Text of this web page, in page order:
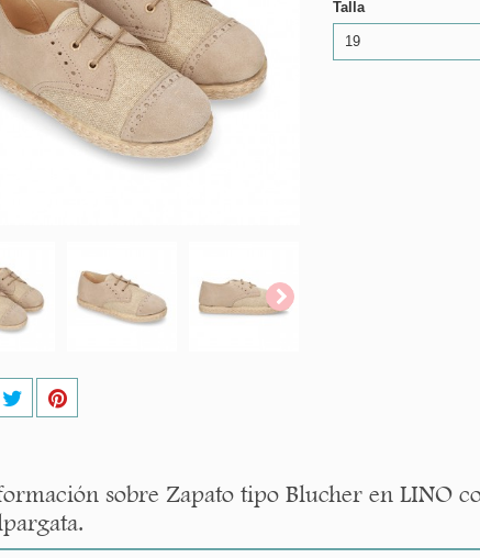
Talla
19
sobre Zapato tipo Blucher en LINO